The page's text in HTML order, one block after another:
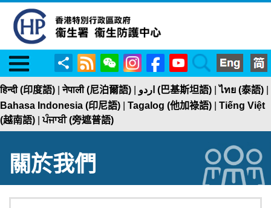
Menu
分
享
RSS WeChatInstagramFacebookYouTubeSearch
हिन्दी (印度語) |नेपाली (尼泊爾語) اردو (巴基斯坦語) |ไทย (泰語)
Bahasa Indonesia (印尼語)
Tagalog (他加祿語)
Tiếng Việt
(越南語) |ਪੰਜਾਬੀ (旁遮普語)
關於我們